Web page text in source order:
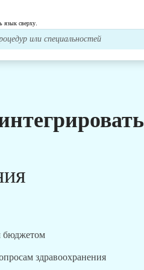
язык сверху.
бюджетом
здравоохранения